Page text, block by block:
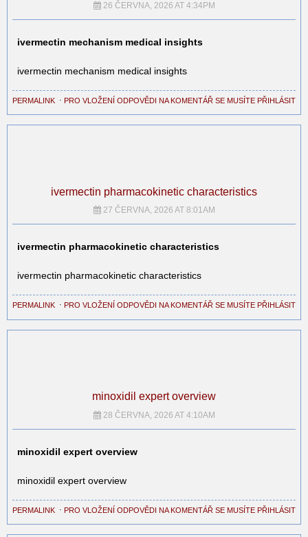
26 ČERVNA, 2026 AT 4:34PM
ivermectin mechanism medical insights
ivermectin mechanism medical insights
PERMALINK ⋅ PRO VLOŽENÍ ODPOVĚDI NA KOMENTÁŘ SE MUSÍTE PŘIHLÁSIT
ivermectin pharmacokinetic characteristics
27 ČERVNA, 2026 AT 8:01AM
ivermectin pharmacokinetic characteristics
ivermectin pharmacokinetic characteristics
PERMALINK ⋅ PRO VLOŽENÍ ODPOVĚDI NA KOMENTÁŘ SE MUSÍTE PŘIHLÁSIT
minoxidil expert overview
28 ČERVNA, 2026 AT 4:10AM
minoxidil expert overview
minoxidil expert overview
PERMALINK ⋅ PRO VLOŽENÍ ODPOVĚDI NA KOMENTÁŘ SE MUSÍTE PŘIHLÁSIT